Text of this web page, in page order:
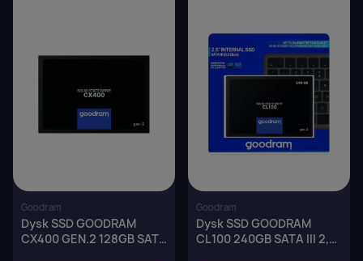
Goodram
Dysk SSD GOODRAM
CX400 GEN.2 128GB SATA
Goodram
Dysk SSD GOODRAM
CL100 240GB SATA III 2,5"
You need to be logged in to save products in your